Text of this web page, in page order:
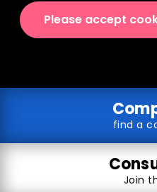
Please accept
find a
Join